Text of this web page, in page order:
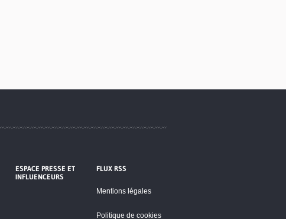
ESPACE PRESSE ET
INFLUENCEURS
FLUX RSS
Mentions légales
Politique de cookies